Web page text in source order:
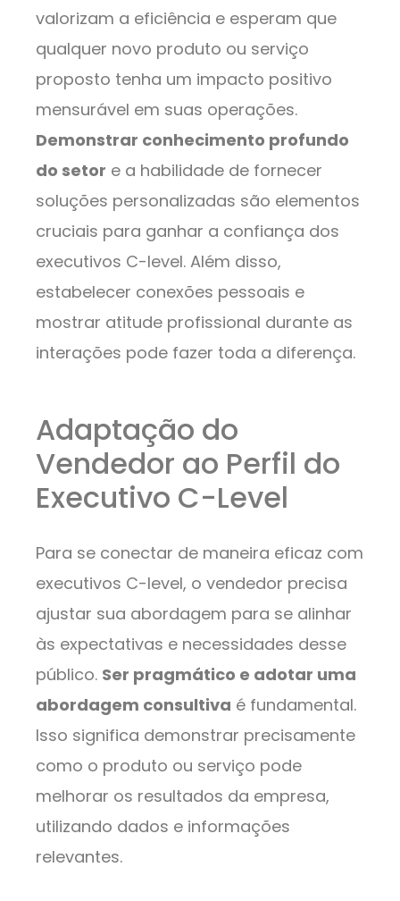
valorizam a eficiência e esperam que
qualquer novo produto ou serviço
proposto tenha um impacto positivo
mensurável em suas operações.
Demonstrar conhecimento profundo
do setor e a habilidade de fornecer
soluções personalizadas são elementos
cruciais para ganhar a confiança dos
executivos C-level. Além disso,
estabelecer conexões pessoais e
mostrar atitude profissional durante as
interações pode fazer toda a diferença.
Adaptação do
Vendedor ao Perfil do
Executivo C-Level
Para se conectar de maneira eficaz com
executivos C-level, o vendedor precisa
ajustar sua abordagem para se alinhar
às expectativas e necessidades desse
público. Ser pragmático e adotar uma
abordagem consultiva é fundamental.
Isso significa demonstrar precisamente
como o produto ou serviço pode
melhorar os resultados da empresa,
utilizando dados e informações
relevantes.